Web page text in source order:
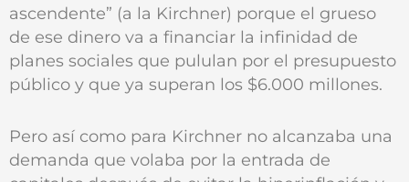
ascendente” (a la Kirchner) porque el grueso
de ese dinero va a financiar la infinidad de
planes sociales que pululan por el presupuesto
público y que ya superan los $6.000 millones.
Pero así como para Kirchner no alcanzaba una
demanda que volaba por la entrada de